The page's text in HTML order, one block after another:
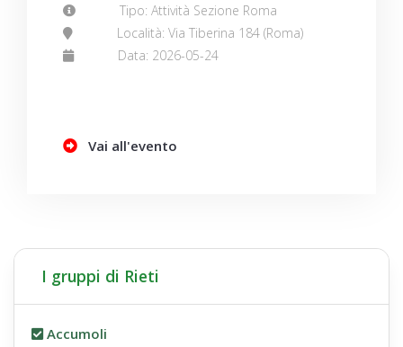
Tipo: Attività Sezione Roma
Località: Via Tiberina 184 (Roma)
Data: 2026-05-24
Vai all'evento
I gruppi di Rieti
Accumoli